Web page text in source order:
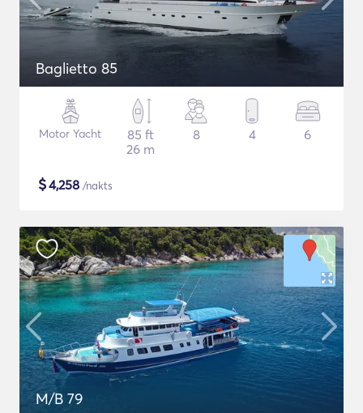
Baglietto 85
Motor Yacht
85 ft
26 m
8 4 6
$4,258 /nakts
M/B 79